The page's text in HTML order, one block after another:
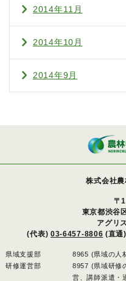
2014年11月
2014年10月
2014年9月
株式会社
〒
東京都渋谷
アグリ
(代表) 03-6457-8806 (直通
県域支援部
8965 (県域の人
研修運営部
8957 (県域研修
営、講師派遣・